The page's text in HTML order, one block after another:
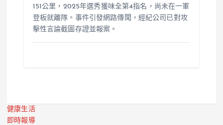
151公里，2025年選秀獲味全第4指名，尚未在一軍
登板就離隊。事件引發網路傳聞，經紀公司已對攻
擊性言論截圖存證並報案。
健康生活
即時報導